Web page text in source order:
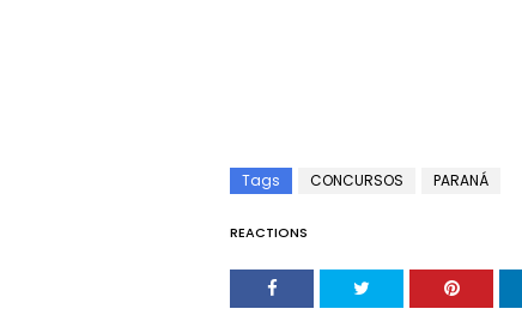
Tags CONCURSOS PARANÁ
REACTIONS